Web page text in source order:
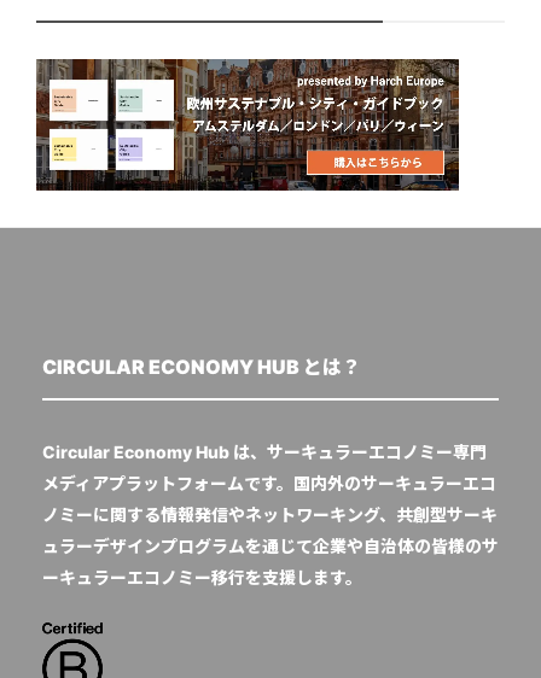
CIRCULAR ECONOMY HUB とは？
Circular Economy Hub は、サーキュラーエコノミー専門
メディアプラットフォームです。国内外のサーキュラーエコ
ノミーに関する情報発信やネットワーキング、共創型サーキ
ュラーデザインプログラムを通じて企業や自治体の皆様のサ
ーキュラーエコノミー移行を支援します。